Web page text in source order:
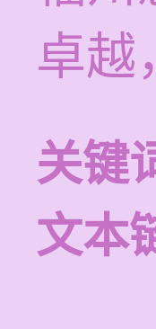
卓越
关键
文本